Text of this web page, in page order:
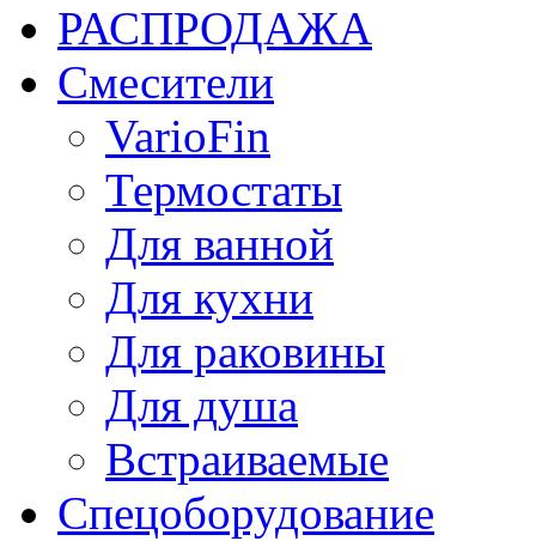
РАСПРОДАЖА
Смесители
VarioFin
Термостаты
Для ванной
Для кухни
Для раковины
Для душа
Встраиваемые
Спецоборудование